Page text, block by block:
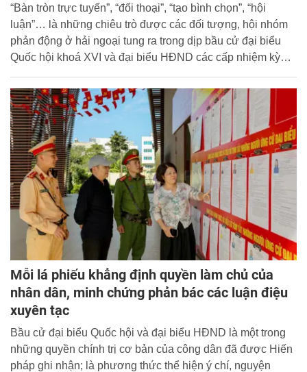
“Bàn tròn trực tuyến”, “đối thoại”, “tạo bình chọn”, “hội
luận”… là những chiêu trò được các đối tượng, hội nhóm
phản động ở hải ngoại tung ra trong dịp bầu cử đại biểu
Quốc hội khoá XVI và đại biểu HĐND các cấp nhiệm kỳ
Mỗi lá phiếu khẳng định quyền làm chủ của
nhân dân, minh chứng phản bác các luận điệu
xuyên tạc
Bầu cử đại biểu Quốc hội và đại biểu HĐND là một trong
những quyền chính trị cơ bản của công dân đã được Hiến
pháp ghi nhận; là phương thức thể hiện ý chí, nguyện